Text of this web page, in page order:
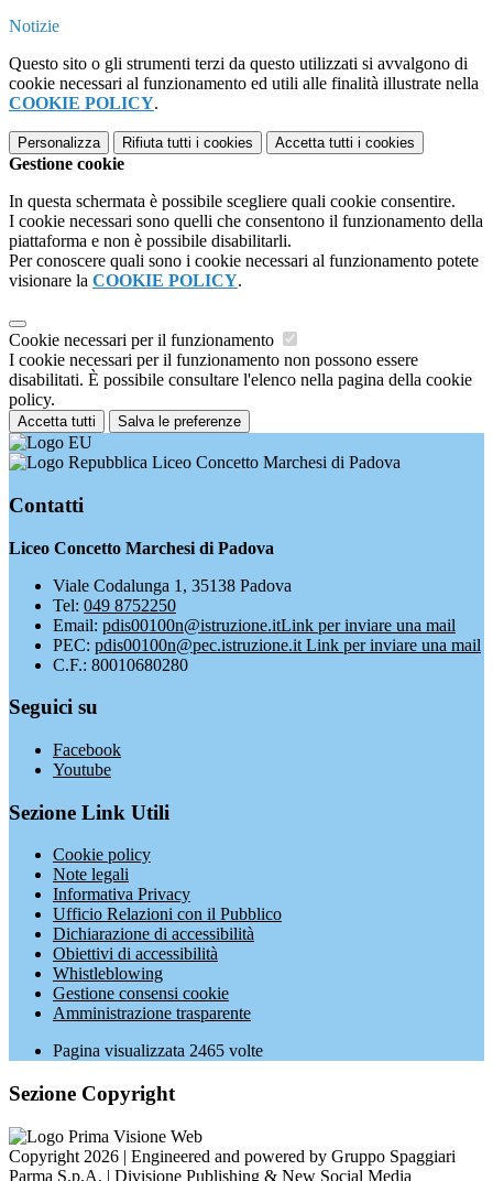
Notizie
Questo sito o gli strumenti terzi da questo utilizzati si avvalgono di
cookie necessari al funzionamento ed utili alle finalità illustrate nella
COOKIE POLICY.
Personalizza Rifiuta tutti i cookies Accetta tutti i cookies
Gestione cookie
In questa schermata è possibile scegliere quali cookie consentire.
I cookie necessari sono quelli che consentono il funzionamento della
piattaforma e non è possibile disabilitarli.
Per conoscere quali sono i cookie necessari al funzionamento potete
visionare la COOKIE POLICY.
Cookie necessari per il funzionamento
I cookie necessari per il funzionamento non possono essere
disabilitati. È possibile consultare l'elenco nella pagina della cookie
policy.
Accetta tutti Salva le preferenze
Liceo Concetto Marchesi di Padova
Contatti
Liceo Concetto Marchesi di Padova
Viale Codalunga 1, 35138 Padova
Tel: 049 8752250
Email: pdis00100n@istruzione.itLink per inviare una mail
PEC: pdis00100n@pec.istruzione.it Link per inviare una mail
C.F.: 80010680280
Seguici su
Facebook
Youtube
Sezione Link Utili
Cookie policy
Note legali
Informativa Privacy
Ufficio Relazioni con il Pubblico
Dichiarazione di accessibilità
Obiettivi di accessibilità
Whistleblowing
Gestione consensi cookie
Amministrazione trasparente
Pagina visualizzata 2465 volte
Sezione Copyright
Copyright 2026 | Engineered and powered by Gruppo Spaggiari
Parma S.p.A. | Divisione Publishing & New Social Media